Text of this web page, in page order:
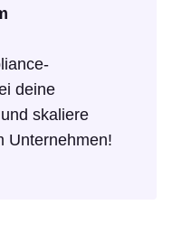
deine
skaliere
Unternehmen!